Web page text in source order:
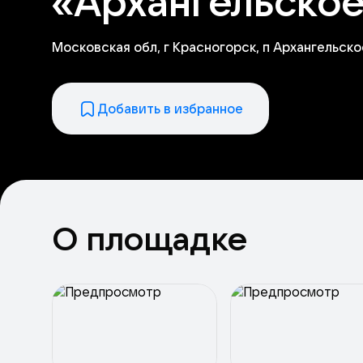
Московская обл, г Красногорск, п
Добавить в избранное
О площадке